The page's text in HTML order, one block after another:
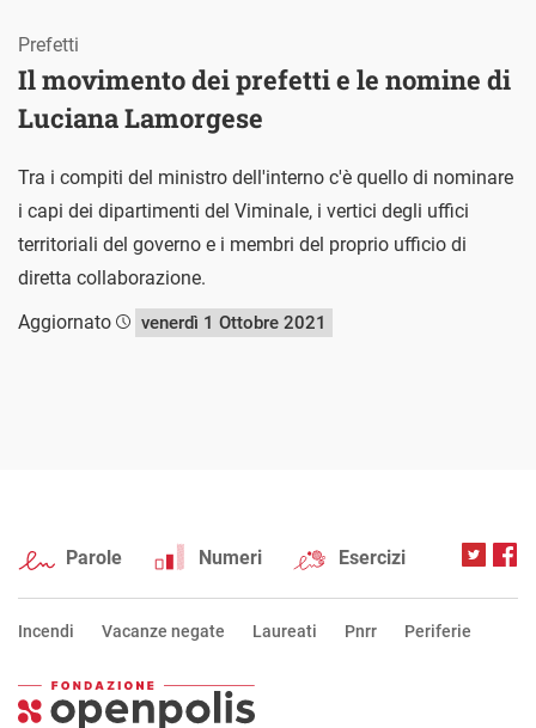
Il movimento dei prefetti e le nomine di
Luciana Lamorgese
Prefetti
Tra i compiti del ministro dell'interno c'è quello di nominare
i capi dei dipartimenti del Viminale, i vertici degli uffici
territoriali del governo e i membri del proprio ufficio di
diretta collaborazione.
Aggiornato
venerdì 1 Ottobre 2021
Parole Numeri Esercizi
Incendi Vacanze negate Laureati Pnrr Periferie